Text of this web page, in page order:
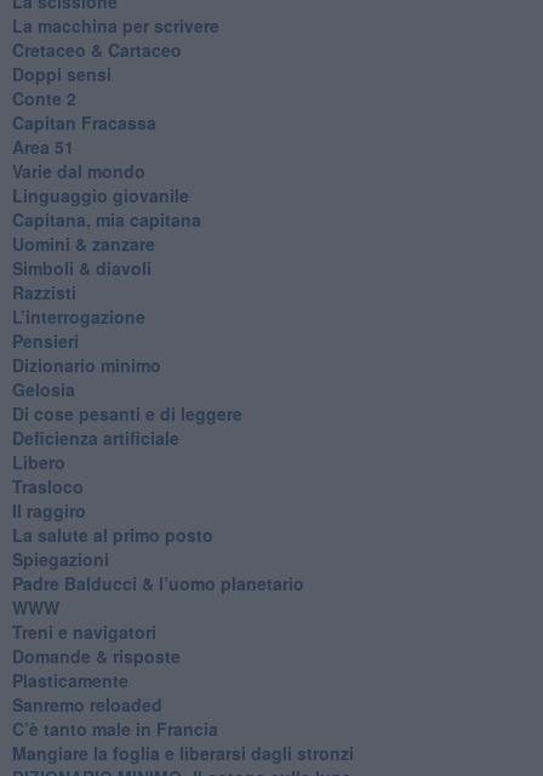
La macchina per scrivere
Cretaceo & Cartaceo
Doppi sensi
​Conte 2
​Capitan Fracassa
​Area 51
Varie dal mondo
​Linguaggio giovanile
​Capitana, mia capitana
Uomini & zanzare
​Simboli & diavoli
Razzisti
​L’interrogazione
Pensieri
​Dizionario minimo
Gelosia
Di cose pesanti e di leggere
​Deficienza artificiale
Libero
Trasloco
Il raggiro
​La salute al primo posto
Spiegazioni
Padre Balducci & l’uomo planetario
WWW
​Treni e navigatori
​Domande & risposte
​Plasticamente
Sanremo reloaded
C’è tanto male in Francia
​Mangiare la foglia e liberarsi dagli stronzi